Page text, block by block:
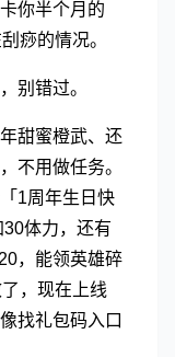
你半个月的
痧的情况。
别错过。
甜蜜橙武、还
不用做任务。
1周年生日快
体力，还有
，能领英雄碎
，现在上线
找礼包码入口